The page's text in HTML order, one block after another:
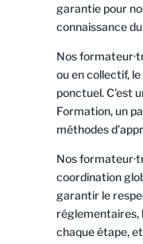
garantie pour
connaissance
Nos
ou en collectif,
ponctuel. C’est
Formation, un
méthodes
Nos
coordination
garantir le
réglementaires,
chaque étape,